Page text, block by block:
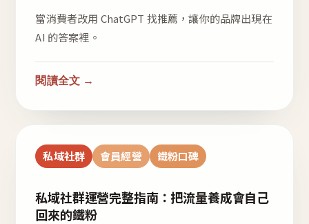
當消費者改用 ChatGPT 找推薦，讓你的品牌出現在
AI 的答案裡。
閱讀全文 →
私域社群 會員經營 鐵粉口碑
私域社群運營完整指南：把流量養成會自己
回來的鐵粉